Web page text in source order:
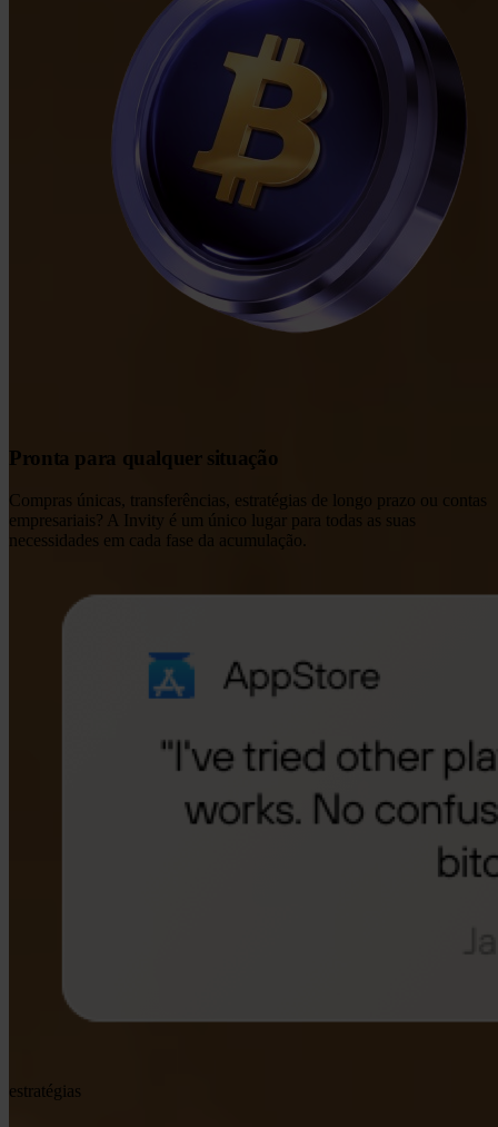
Pronta para qualquer situação
Compras únicas, transferências, estratégias de longo prazo ou contas
empresariais? A Invity é um único lugar para todas as suas
necessidades em cada fase da acumulação.
estratégias